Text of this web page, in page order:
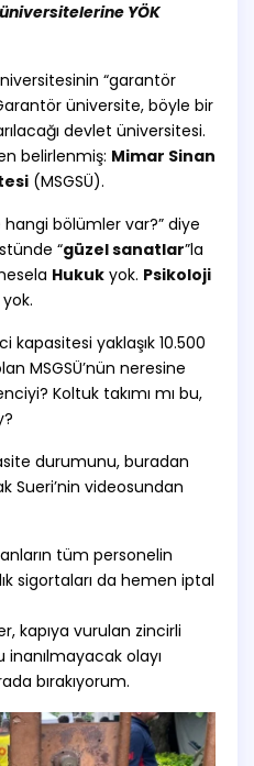
YÖK
“garantör
üniversite, böyle bir
devlet üniversitesi.
belirlenmiş: Mimar Sinan
(MSGSÜ).
hangi bölümler var?” diye
“güzel sanatlar”la
Hukuk yok. Psikoloji
yok.
kapasitesi yaklaşık 10.500
MSGSÜ’nün neresine
Koltuk takımı mı bu,
durumunu, buradan
Sueri’nin videosundan
tüm personelin
sigortaları da hemen iptal
kapıya vurulan zincirli
olayı
bırakıyorum.